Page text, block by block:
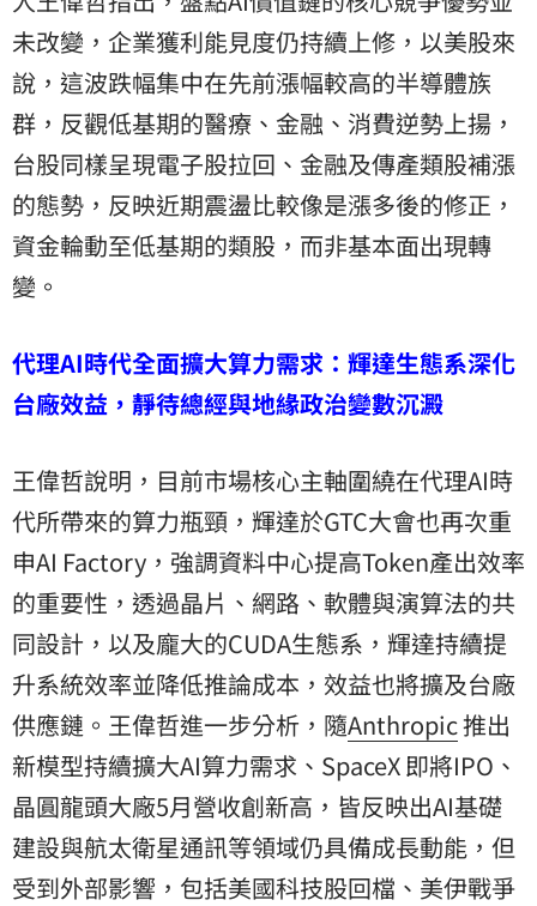
未改變，企業獲利能見度仍持續上修，以美股來
說，這波跌幅集中在先前漲幅較高的半導體族
群，反觀低基期的醫療、金融、消費逆勢上揚，
台股同樣呈現電子股拉回、金融及傳產類股補漲
的態勢，反映近期震盪比較像是漲多後的修正，
資金輪動至低基期的類股，而非基本面出現轉
變。
代理AI時代全面擴大算力需求：輝達生態系深化
台廠效益，靜待總經與地緣政治變數沉澱
王偉哲說明，目前市場核心主軸圍繞在代理AI時
代所帶來的算力瓶頸，輝達於GTC大會也再次重
申AI Factory，強調資料中心提高Token產出效率
的重要性，透過晶片、網路、軟體與演算法的共
同設計，以及龐大的CUDA生態系，輝達持續提
升系統效率並降低推論成本，效益也將擴及台廠
供應鏈。王偉哲進一步分析，隨Anthropic推出
新模型持續擴大AI算力需求、SpaceX 即將IPO、
晶圓龍頭大廠5月營收創新高，皆反映出AI基礎
建設與航太衛星通訊等領域仍具備成長動能，但
受到外部影響，包括美國科技股回檔、美伊戰爭